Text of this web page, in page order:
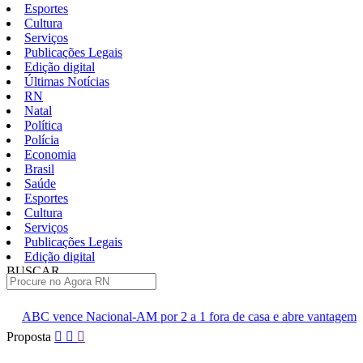
Esportes
Cultura
Serviços
Publicações Legais
Edição digital
Últimas Notícias
RN
Natal
Política
Polícia
Economia
Brasil
Saúde
Esportes
Cultura
Serviços
Publicações Legais
Edição digital
BUSCAR
AM por 2 a 1 fora de casa e abre vantagem nas quartas
Cine
Pular
para
Proposta